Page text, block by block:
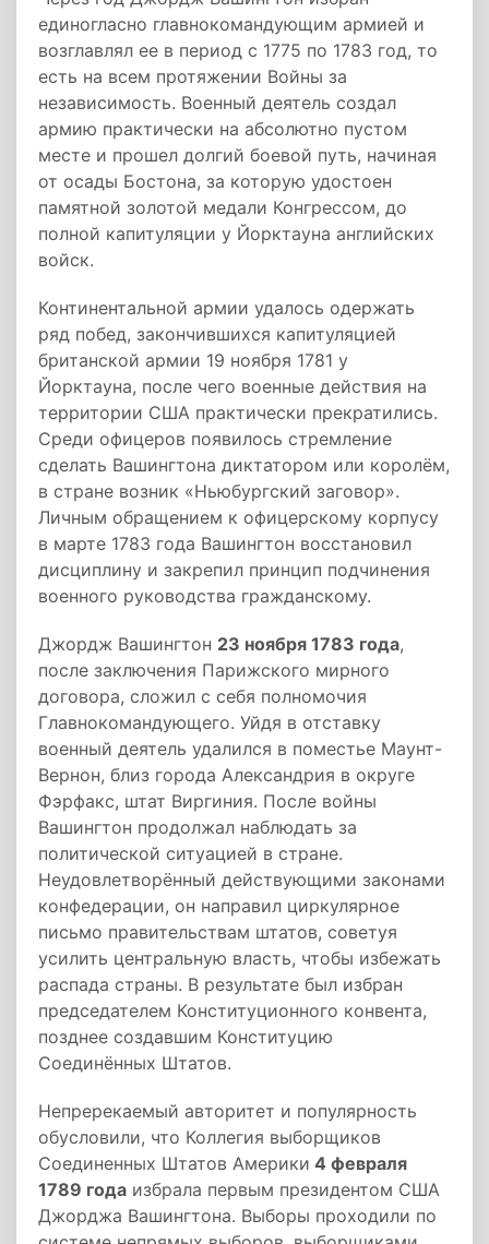
единогласно главнокомандующим армией и
возглавлял ее в период с 1775 по 1783 год, то
есть на всем протяжении Войны за
независимость. Военный деятель создал
армию практически на абсолютно пустом
месте и прошел долгий боевой путь, начиная
от осады Бостона, за которую удостоен
памятной золотой медали Конгрессом, до
полной капитуляции у Йорктауна английских
войск.
Континентальной армии удалось одержать
ряд побед, закончившихся капитуляцией
британской армии 19 ноября 1781 у
Йорктауна, после чего военные действия на
территории США практически прекратились.
Среди офицеров появилось стремление
сделать Вашингтона диктатором или королём,
в стране возник «Ньюбургский заговор».
Личным обращением к офицерскому корпусу
в марте 1783 года Вашингтон восстановил
дисциплину и закрепил принцип подчинения
военного руководства гражданскому.
Джордж Вашингтон 23 ноября 1783 года,
после заключения Парижского мирного
договора, сложил с себя полномочия
Главнокомандующего. Уйдя в отставку
военный деятель удалился в поместье Маунт-
Вернон, близ города Александрия в округе
Фэрфакс, штат Виргиния. После войны
Вашингтон продолжал наблюдать за
политической ситуацией в стране.
Неудовлетворённый действующими законами
конфедерации, он направил циркулярное
письмо правительствам штатов, советуя
усилить центральную власть, чтобы избежать
распада страны. В результате был избран
председателем Конституционного конвента,
позднее создавшим Конституцию
Соединённых Штатов.
Непререкаемый авторитет и популярность
обусловили, что Коллегия выборщиков
Соединенных Штатов Америки 4 февраля
1789 года избрала первым президентом США
Джорджа Вашингтона. Выборы проходили по